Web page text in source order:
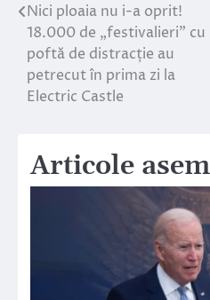
Navigare
în
articole
Nici ploaia nu i-a oprit!
18.000 de „festivalieri” cu
poftă de distracție au
petrecut în prima zi la
Electric Castle
Articole